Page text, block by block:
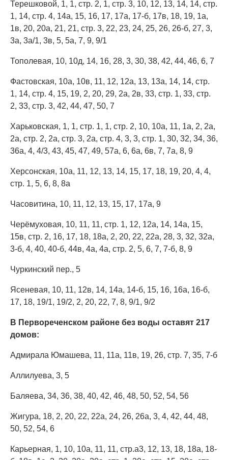
Терешковой, 1, 1, стр. 2, 1, стр. 3, 10, 12, 13, 14, 14, стр.
1, 14, стр. 4, 14а, 15, 16, 17, 17а, 17-б, 17в, 18, 19, 1а,
1в, 20, 20а, 21, 21, стр. 3, 22, 23, 24, 25, 26, 26-б, 27, 3,
3а, 3а/1, 3в, 5, 5а, 7, 9, 9/1
Тополевая, 10, 10д, 14, 16, 28, 3, 30, 38, 42, 44, 46, 6, 7
Фастовская, 10а, 10в, 11, 12, 12а, 13, 13а, 14, 14, стр.
1, 14, стр. 4, 15, 19, 2, 20, 29, 2а, 2в, 33, стр. 1, 33, стр.
2, 33, стр. 3, 42, 44, 47, 50, 7
Харьковская, 1, 1, стр. 1, 1, стр. 2, 10, 10а, 11, 1а, 2, 2а,
2а, стр. 2, 2а, стр. 3, 2а, стр. 4, 3, 3, стр. 1, 30, 32, 34, 36,
36а, 4, 4/3, 43, 45, 47, 49, 57а, 6, 6а, 6в, 7, 7а, 8, 9
Херсонская, 10а, 11, 12, 13, 14, 15, 17, 18, 19, 20, 4, 4,
стр. 1, 5, 6, 8, 8а
Часовитина, 10, 11, 12, 13, 15, 17, 17а, 9
Черёмуховая, 10, 11, 11, стр. 1, 12, 12а, 14, 14а, 15,
15в, стр. 2, 16, 17, 18, 18а, 2, 20, 22, 22а, 28, 3, 32, 32а,
3-б, 4, 40, 40-б, 44в, 4а, 4а, стр. 2, 5, 6, 7, 7-б, 8, 9
Чуркинский пер., 5
Ясеневая, 10, 11, 12в, 14, 14а, 14-б, 15, 16, 16а, 16-б,
17, 18, 19/1, 19/2, 2, 20, 22, 7, 8, 9/1, 9/2
В Первореченском районе без воды оставят 217
домов:
Адмирала Юмашева, 11, 11а, 11в, 19, 26, стр. 7, 35, 7-б
Аллилуева, 3, 5
Баляева, 34, 36, 38, 40, 42, 46, 48, 50, 52, 54, 56
Жигура, 18, 2, 20, 22, 22а, 24, 26, 26а, 3, 4, 42, 44, 48,
50, 52, 54, 6
Карьерная, 1, 10, 10а, 11, 11, стр.а3, 12, 13, 18, 18а, 18-